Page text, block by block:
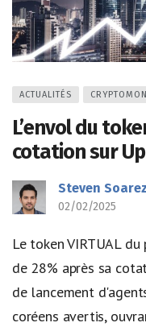
ACTUALITÉS
L’envol du
cotation sur
Steven Soarez
02/02/2025
Le token VIRTUAL
de 28% après sa
de lancement
coréens avertis,